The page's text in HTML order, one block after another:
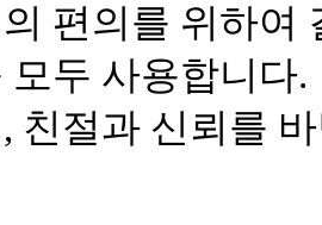
편의를 위하여
모두 사용합니
친절과 신뢰를